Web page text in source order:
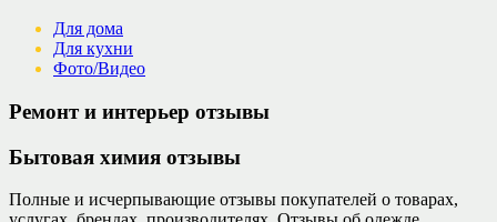
Для дома
Для кухни
Фото/Видео
Ремонт и интерьер отзывы
Бытовая химия отзывы
Полные и исчерпывающие отзывы покупателей о товарах,